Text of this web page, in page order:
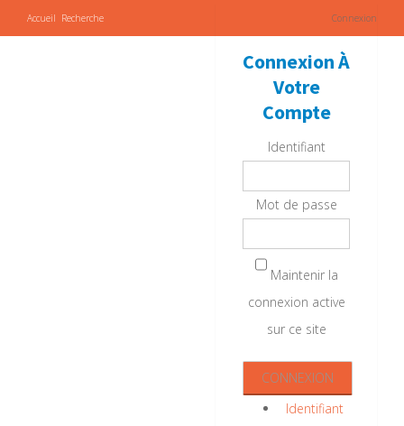
Accueil Recherche Connexion
Connexion À
Votre
Compte
Identifiant
Mot de passe
Maintenir la
connexion active
sur ce site
Identifiant